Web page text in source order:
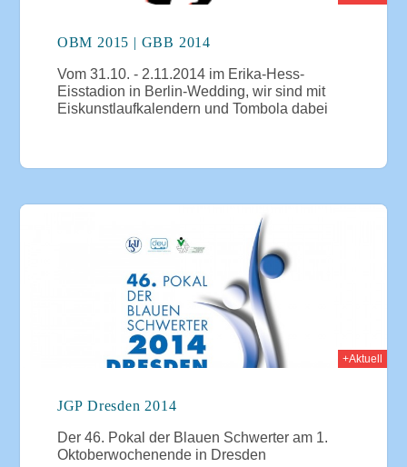
OBM 2015 | GBB 2014
Vom 31.10. - 2.11.2014 im Erika-Hess-
Eisstadion in Berlin-Wedding, wir sind mit
Eiskunstlaufkalendern und Tombola dabei
+Aktuell
JGP Dresden 2014
Der 46. Pokal der Blauen Schwerter am 1.
Oktoberwochenende in Dresden